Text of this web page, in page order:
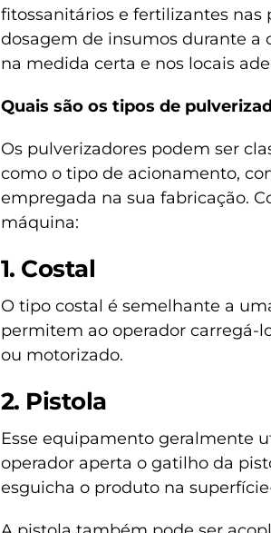
fitossanitários e fertilizantes nas
dosagem de insumos durante a
na medida certa e nos locais
Quais são os tipos de
Os pulverizadores podem ser
como o tipo de acionamento,
empregada na sua fabricação.
máquina:
1. Costal
O tipo costal é semelhante a
permitem ao operador carregá-
ou motorizado.
2. Pistola
Esse equipamento geralmente
operador aperta o gatilho da
esguicha o produto na